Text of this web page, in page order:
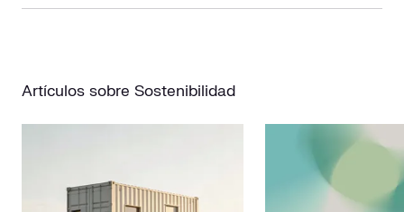
Artículos sobre Sostenibilidad